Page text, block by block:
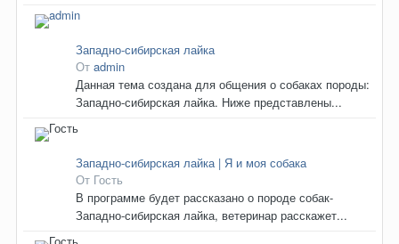
Западно-сибирская лайка
От admin
Данная тема создана для общения о собаках породы:
Западно-сибирская лайка. Ниже представлены...
Западно-сибирская лайка | Я и моя собака
От Гость
В программе будет рассказано о породе собак-
Западно-сибирская лайка, ветеринар расскажет...